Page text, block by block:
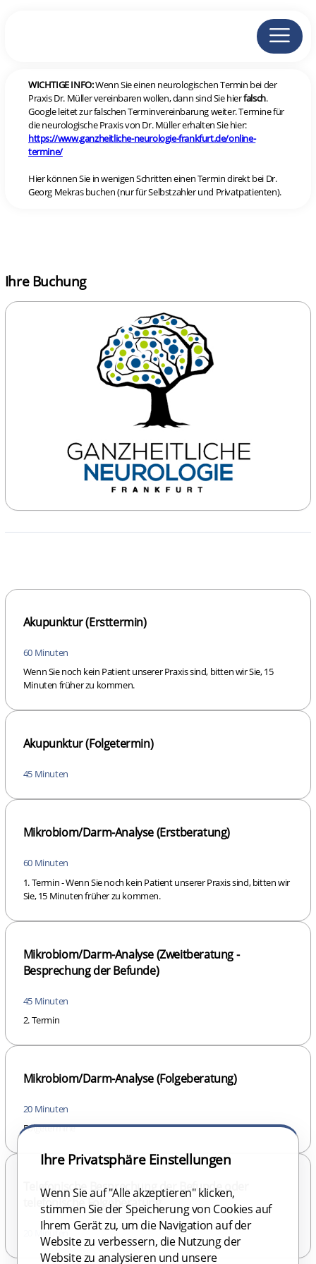
WICHTIGE INFO:Wenn Sie einen neurologischen Termin bei der
Praxis Dr. Müller vereinbaren wollen, dann sind Sie hierfalsch.
Google leitet zur falschen Terminvereinbarung weiter. Termine für
die neurologische Praxis von Dr. Müller erhalten Sie hier:
https://www.ganzheitliche-neurologie-frankfurt.de/online-
termine/
Hier können Sie in wenigen Schritten einen Termin direkt bei Dr.
Georg Mekras buchen (nur für Selbstzahler und Privatpatienten).
Akupunktur (Ersttermin)
60 Minuten
Wenn Sie noch kein Patient unserer Praxis sind, bitten wir Sie, 15
Minuten früher zu kommen.
Akupunktur (Folgetermin)
45 Minuten
Mikrobiom/Darm-Analyse (Erstberatung)
60 Minuten
1. Termin - Wenn Sie noch kein Patient unserer Praxis sind, bitten wir
Sie, 15 Minuten früher zu kommen.
Mikrobiom/Darm-Analyse (Zweitberatung -
Besprechung der Befunde)
45 Minuten
2. Termin
Mikrobiom/Darm-Analyse (Folgeberatung)
20 Minuten
Folgetermine
Telefonische Besprechung der Befunde oder
telefonische Folgeberatung
20 Minuten
Ihre Buchung
Ihre Privatsphäre Einstellungen
Wenn Sie auf "Alle akzeptieren" klicken,
stimmen Sie der Speicherung von Cookies auf
Ihrem Gerät zu, um die Navigation auf der
Website zu verbessern, die Nutzung der
Website zu analysieren und unsere